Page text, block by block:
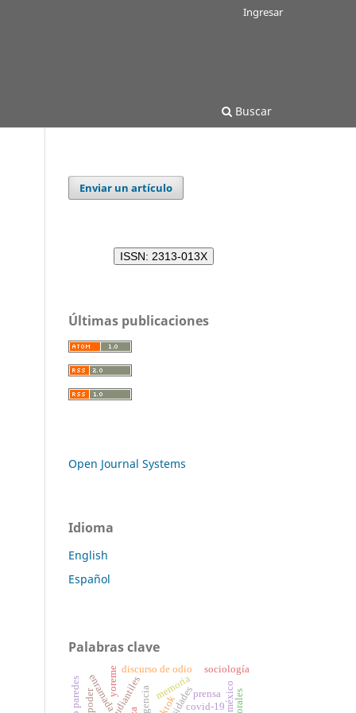
Buscar
Ingresar
Enviar un artículo
ISSN: 2313-013X
Últimas publicaciones
Open Journal Systems
Idioma
English
Español
Palabras clave
covid-19
memoria
enramada
yoreme discurso de odio sociología
prensa